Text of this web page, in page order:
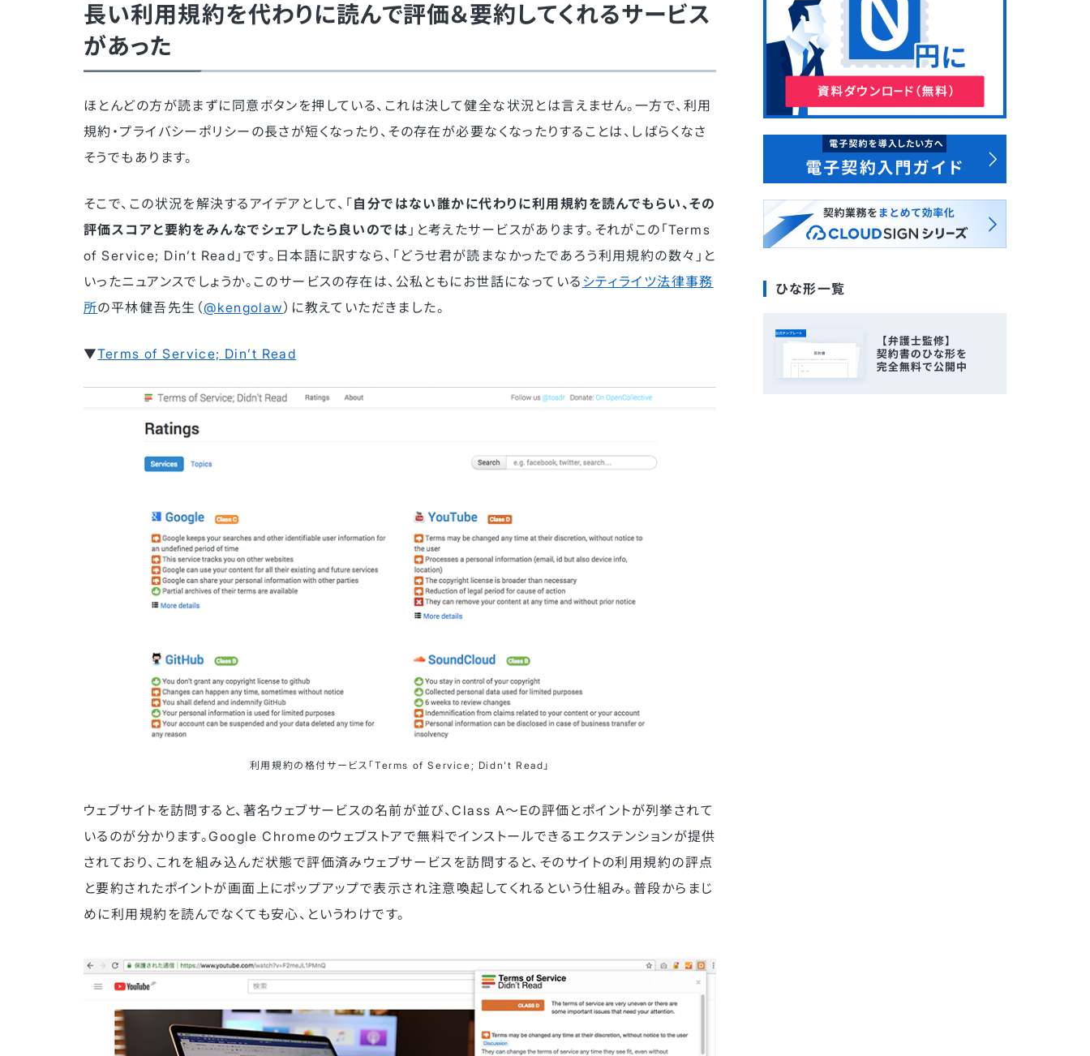
長い利用規約を代わりに読んで評価＆要約してくれるサービス
があった
ほとんどの方が読まずに同意ボタンを押している、これは決して健全な状況とは言えません。一方で、利用
規約・プライバシーポリシーの長さが短くなったり、その存在が必要なくなったりすることは、しばらくなさ
そうでもあります。
そこで、この状況を解決するアイデアとして、「自分ではない誰かに代わりに利用規約を読んでもらい、その
評価スコアと要約をみんなでシェアしたら良いのでは 」と考えたサービスがあります。それがこの「Terms
of Service; Din’t Read」です。日本語に訳すなら、「どうせ君が読まなかったであろう利用規約の数々」と
いったニュアンスでしょうか。このサービスの存在は、公私ともにお世話になっている シティライツ法律事務
所の平林健吾先生（@kengolaw）に教えていただきました。
▼Terms of Service; Din’t Read
利用規約の格付サービス「Terms of Service; Didn't Read」
ウェブサイトを訪問すると、著名ウェブサービスの名前が並び、Class A〜Eの評価とポイントが列挙されて
いるのが分かります。Google Chromeのウェブストアで無料でインストールできるエクステンションが提供
されており、これを組み込んだ状態で評価済みウェブサービスを訪問すると、そのサイトの利用規約の評点
と要約されたポイントが画面上にポップアップで表示され注意喚起してくれるという仕組み。普段からまじ
めに利用規約を読んでなくても安心、というわけです。
ひな形一覧